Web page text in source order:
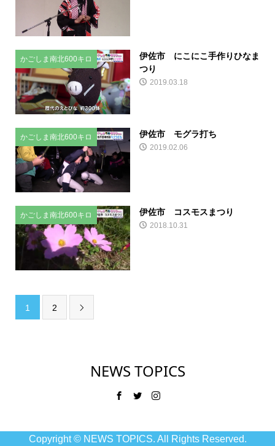
かごしま南北600キロ
伊佐市 にこにこ手作りひなま
つり
2019.03.18
かごしま南北600キロ 伊佐市 モグラ打ち
2019.02.06
かごしま南北600キロ 伊佐市 コスモスまつり
2018.10.31
1 2 
NEWS TOPICS
Copyright ©NEWS TOPICS. All Rights Reserved.